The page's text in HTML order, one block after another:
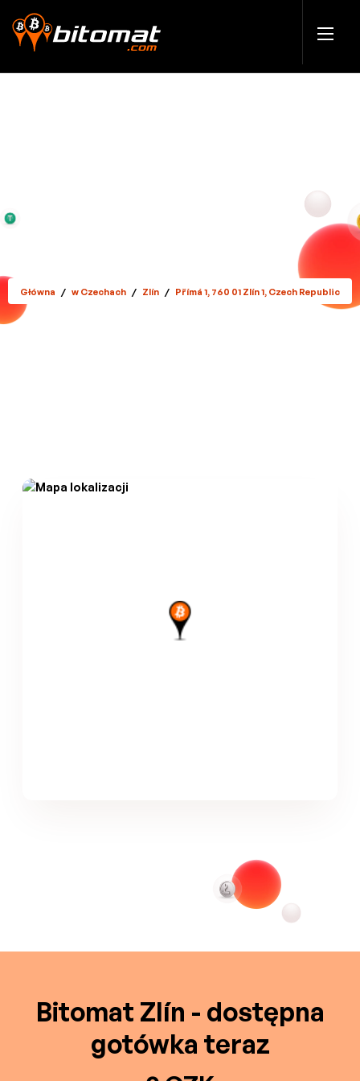
Główna / w Czechach / Zlín / Přímá 1, 760 01 Zlín 1, Czech Republic
Bitomat Zlín - dostępna
gotówka teraz